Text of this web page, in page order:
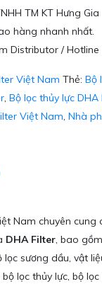
TM KT Hưng
hàng nhanh nhất.
Distributor / Hotline
Việt Nam Thẻ: Bộ
, Bộ lọc thủy lực DHA
Việt Nam, Nhà
Nam chuyên cung
DHA Filter, bao
lọc sương dầu, vật
lọc thủy lực, bộ